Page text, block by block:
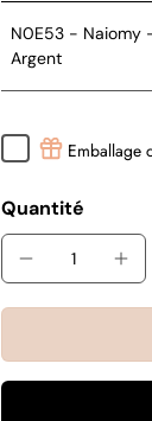
N0E53 - Naiomy
Argent
Emballage
Quantité